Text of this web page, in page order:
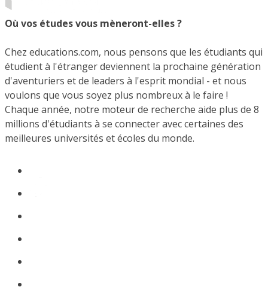
Où vos études vous mèneront-elles ?
Chez educations.com, nous pensons que les étudiants qui
étudient à l'étranger deviennent la prochaine génération
d'aventuriers et de leaders à l'esprit mondial - et nous
voulons que vous soyez plus nombreux à le faire !
Chaque année, notre moteur de recherche aide plus de 8
millions d'étudiants à se connecter avec certaines des
meilleures universités et écoles du monde.